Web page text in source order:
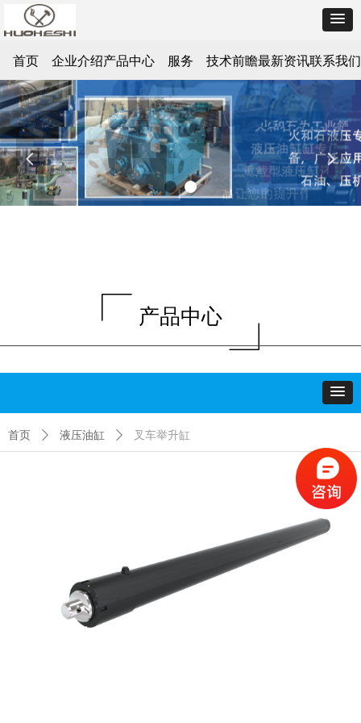
넳 넲
首页 企业介绍产品中心 服务 技术前瞻最新资讯联系我们
首页 ꄲ 液压油缸 ꄲ 叉车举升缸
产品中心